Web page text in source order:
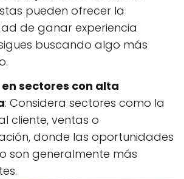
pueden ofrecer la
de ganar experiencia
buscando algo más
sectores con alta
: Considera sectores como la
cliente, ventas o
donde las oportunidades
son generalmente más